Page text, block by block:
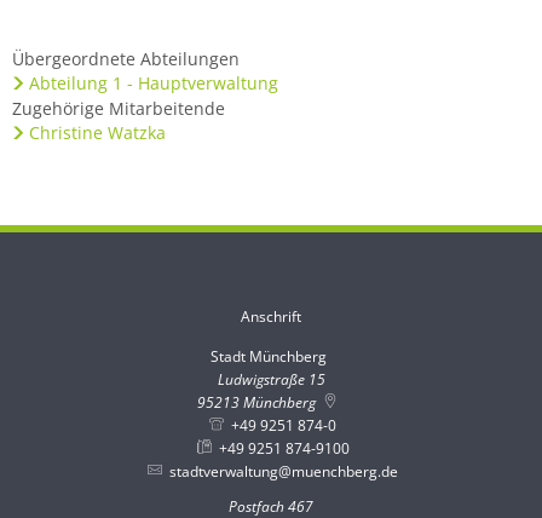
Übergeordnete Abteilungen
Abteilung 1 - Hauptverwaltung
Zugehörige Mitarbeitende
Christine Watzka
Anschrift
Stadt Münchberg
Ludwigstraße 15
95213Münchberg
+49 9251 874-0
+49 9251 874-9100
stadtverwaltung@muenchberg.de
Postfach 467